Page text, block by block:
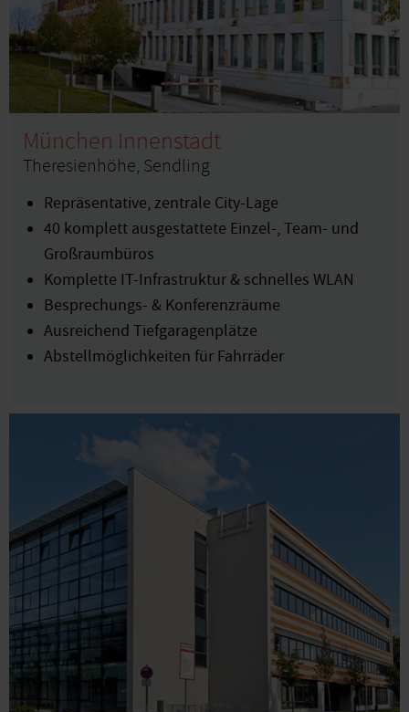
München Innenstadt
Theresienhöhe, Sendling
Repräsentative, zentrale City-Lage
40 komplett ausgestattete Einzel-, Team- und
Großraumbüros
Komplette IT-Infrastruktur & schnelles WLAN
Besprechungs- & Konferenzräume
Ausreichend Tiefgaragenplätze
Abstellmöglichkeiten für Fahrräder